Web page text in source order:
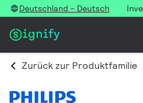
Deutschland - Deutsch
Zurück zur Produktfamilie